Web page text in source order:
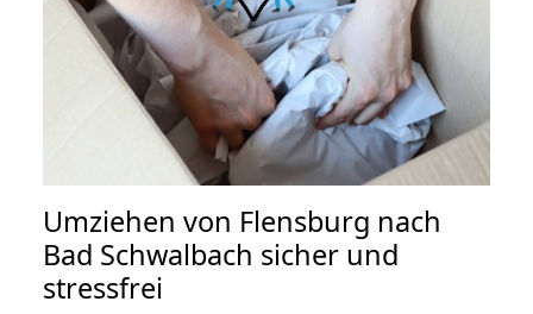
Umziehen von Flensburg nach
Bad Schwalbach sicher und
stressfrei